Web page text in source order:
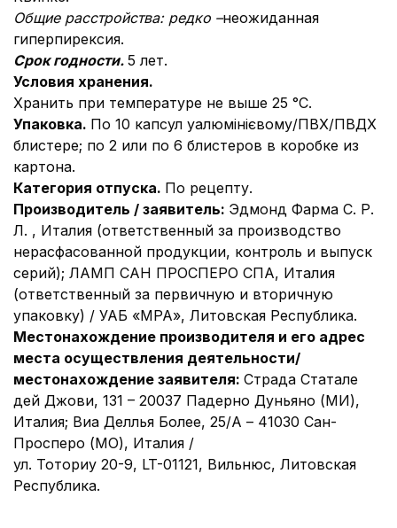
Общие расстройства: редко –неожиданная
гиперпирексия.
Срок годности. 5 лет.
Условия хранения.
Хранить при температуре не выше 25 °C.
Упаковка. По 10 капсул уалюмінієвому/ПВХ/ПВДХ
блистере; по 2 или по 6 блистеров в коробке из
картона.
Категория отпуска. По рецепту.
Производитель / заявитель: Эдмонд Фарма С. Р.
Л. , Италия (ответственный за производство
нерасфасованной продукции, контроль и выпуск
серий); ЛАМП САН ПРОСПЕРО СПА, Италия
(ответственный за первичную и вторичную
упаковку) / УАБ «МРА», Литовская Республика.
Местонахождение производителя и его адрес
места осуществления деятельности/
местонахождение заявителя: Страда Статале
дей Джови, 131 – 20037 Падерно Дуньяно (МИ),
Италия; Виа Деллья Более, 25/А – 41030 Сан-
Просперо (МО), Италия /
ул. Тоториу 20-9, LT-01121, Вильнюс, Литовская
Республика.